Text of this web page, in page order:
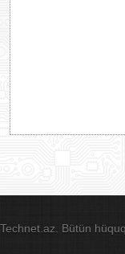
Technet.az. Bütün